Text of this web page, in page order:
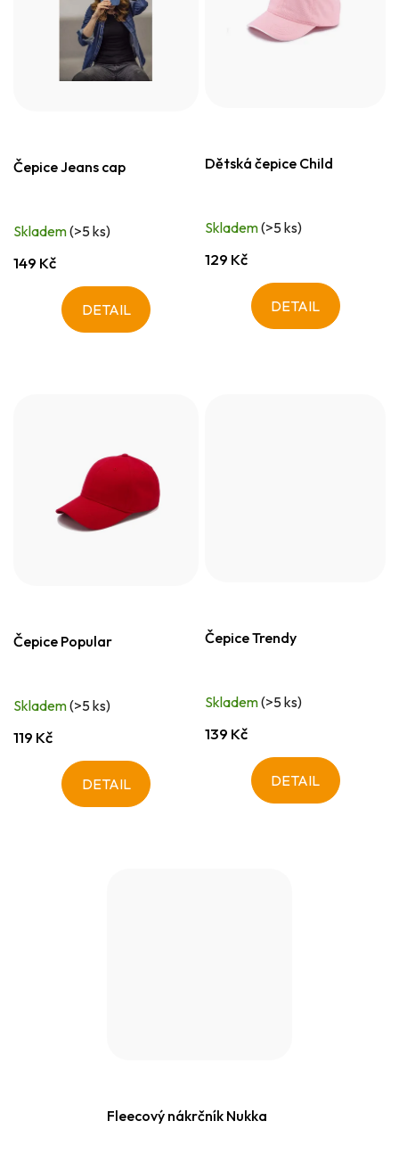
Čepice Jeans cap
Skladem(>5 ks)
149 Kč
DETAIL
Dětská čepice Child
Skladem(>5 ks)
129 Kč
DETAIL
Čepice Popular
Skladem(>5 ks)
119 Kč
DETAIL
Čepice Trendy
Skladem(>5 ks)
139 Kč
DETAIL
Fleecový nákrčník Nukka